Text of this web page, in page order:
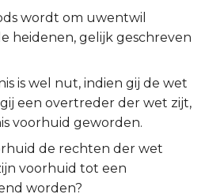
wordt om uwentwil
heidenen, gelijk geschreven
is wel nut, indien gij de wet
een overtreder der wet zijt,
voorhuid geworden.
de rechten der wet
voorhuid tot een
worden?